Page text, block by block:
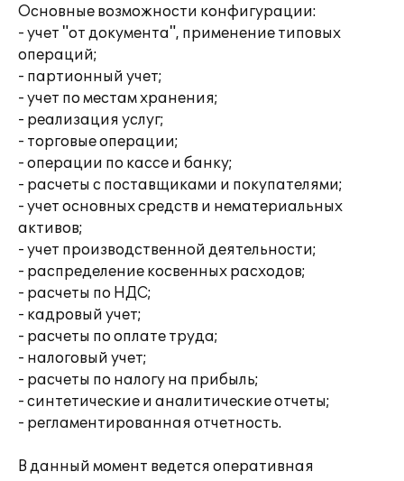
Основные возможности конфигурации:
- учет "от документа", применение типовых
операций;
- партионный учет;
- учет по местам хранения;
- реализация услуг;
- торговые операции;
- операции по кассе и банку;
- расчеты с поставщиками и покупателями;
- учет основных средств и нематериальных
активов;
- учет производственной деятельности;
- распределение косвенных расходов;
- расчеты по НДС;
- кадровый учет;
- расчеты по оплате труда;
- налоговый учет;
- расчеты по налогу на прибыль;
- синтетические и аналитические отчеты;
- регламентированная отчетность.
В данный момент ведется оперативная